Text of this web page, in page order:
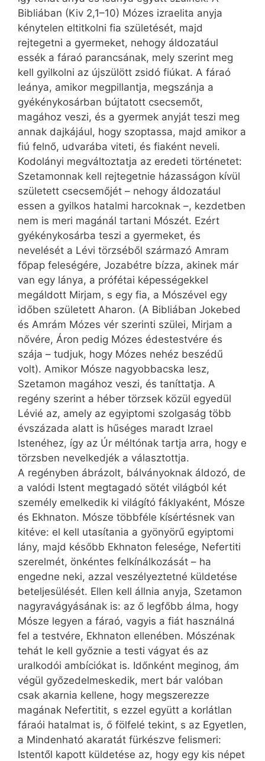
Bibliában (Kiv 2,1–10) Mózes izraelita anyja
kénytelen eltitkolni fia születését, majd
rejtegetni a gyermeket, nehogy áldozatául
essék a fáraó parancsának, mely szerint meg
kell gyilkolni az újszülött zsidó fiúkat. A fáraó
leánya, amikor megpillantja, megszánja a
gyékénykosárban bújtatott csecsemőt,
magához veszi, és a gyermek anyját teszi meg
annak dajkájául, hogy szoptassa, majd amikor a
fiú felnő, udvarába viteti, és fiaként neveli.
Kodolányi megváltoztatja az eredeti történetet:
Szetamonnak kell rejtegetnie házasságon kívül
született csecsemőjét – nehogy áldozatául
essen a gyilkos hatalmi harcoknak –, kezdetben
nem is meri magánál tartani Mószét. Ezért
gyékénykosárba teszi a gyermeket, és
nevelését a Lévi törzséből származó Amram
főpap feleségére, Jozabétre bízza, akinek már
van egy lánya, a prófétai képességekkel
megáldott Mirjam, s egy fia, a Mószével egy
időben született Aharon. (A Bibliában Jokebed
és Amrám Mózes vér szerinti szülei, Mirjam a
nővére, Áron pedig Mózes édestestvére és
szája – tudjuk, hogy Mózes nehéz beszédű
volt). Amikor Mósze nagyobbacska lesz,
Szetamon magához veszi, és taníttatja. A
regény szerint a héber törzsek közül egyedül
Lévié az, amely az egyiptomi szolgaság több
évszázada alatt is hűséges maradt Izrael
Istenéhez, így az Úr méltónak tartja arra, hogy e
törzsben nevelkedjék a választottja.
A regényben ábrázolt, bálványoknak áldozó, de
a valódi Istent megtagadó sötét világból két
személy emelkedik ki világító fáklyaként, Mósze
és Ekhnaton. Mósze többféle kísértésnek van
kitéve: el kell utasítania a gyönyörű egyiptomi
lány, majd később Ekhnaton felesége, Nefertiti
szerelmét, önkéntes felkínálkozását – ha
engedne neki, azzal veszélyeztetné küldetése
beteljesülését. Ellen kell állnia anyja, Szeta­mon
nagyravágyásának is: az ő legfőbb álma, hogy
Mósze legyen a fáraó, vagyis a fiát használná
fel a testvére, Ekhnaton ellenében. Mószénak
tehát le kell győznie a testi vágyat és az
uralkodói ambíciókat is. Időnként meginog, ám
végül győzedelmeskedik, mert bár valóban
csak akarnia kellene, hogy megszerezze
magának Ne­fer­­­titit, s ezzel együtt a korlátlan
fáraói hatalmat is, ő fölfelé tekint, s az Egyetlen,
a Mindenható akaratát fürkészve felismeri:
Istentől kapott küldetése az, hogy egy kis népet